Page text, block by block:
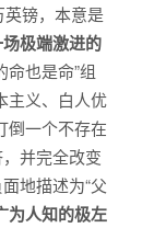
镑，本意是
极端激进的
也是命”组
主义、白人优
倒一个不存在
并完全改变
地描述为“父
为人知的极左